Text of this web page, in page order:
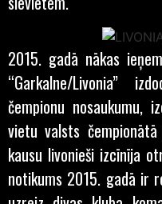
2015. gadā nākas
“Garkalne/Livonia”
čempionu
vietu valsts
kausu livonieši izcīnīja
notikums 2015. gadā ir